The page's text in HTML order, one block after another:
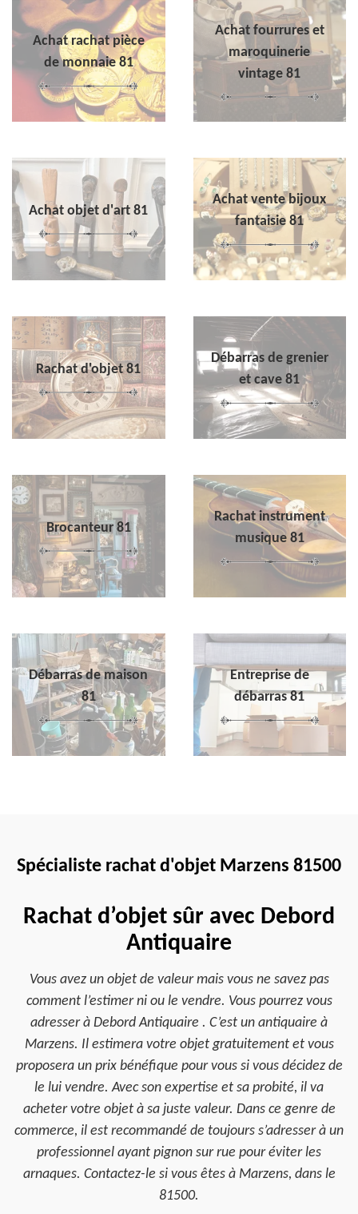
Achat rachat pièce
de monnaie 81
Achat fourrures et
maroquinerie
vintage 81
Achat objet d'art 81
Achat vente bijoux
fantaisie 81
Rachat d'objet 81
Débarras de grenier
et cave 81
Brocanteur 81
Rachat instrument
musique 81
Débarras de maison
81
Entreprise de
débarras 81
Spécialiste rachat d'objet Marzens 81500
Rachat d’objet sûr avec Debord
Antiquaire
Vous avez un objet de valeur mais vous ne savez pas
comment l’estimer ni ou le vendre. Vous pourrez vous
adresser à Debord Antiquaire . C’est un antiquaire à
Marzens. Il estimera votre objet gratuitement et vous
proposera un prix bénéfique pour vous si vous décidez de
le lui vendre. Avec son expertise et sa probité, il va
acheter votre objet à sa juste valeur. Dans ce genre de
commerce, il est recommandé de toujours s’adresser à un
professionnel ayant pignon sur rue pour éviter les
arnaques. Contactez-le si vous êtes à Marzens, dans le
81500.